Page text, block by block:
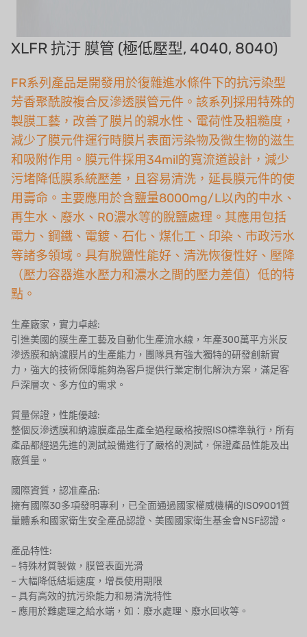
丹麥 DANFOSS
法國 SUNTEC
英國 PUROLITE
日本 NOP
日本 OLYMPIA
日本 KATSURA
義大利 BRAHMA
SAGINOMIYA
AZBIL (YAMATAKE)
OLTREMARE
TROCHOID
國產
EGO
KATO
LECIP
ATS
JACOBI
XLFR 抗汙 膜管 (極低壓型, 4040, 8040)
FR系列產品是開發用於復雜進水條件下的抗污染型
芳香聚酰胺複合反滲透膜管元件。該系列採用特殊的
製膜工藝，改善了膜片的親水性、電荷性及粗糙度，
減少了膜元件運行時膜片表面污染物及微生物的滋生
和吸附作用。膜元件採用34mil的寬流道設計，減少
污堵降低膜系統壓差，且容易清洗，延長膜元件的使
用壽命。主要應用於含鹽量8000mg/L以內的中水、
再生水、廢水、RO濃水等的脫鹽處理。其應用包括
電力、鋼鐵、電鍍、石化、煤化工、印染、市政污水
等諸多領域。具有脫鹽性能好、清洗恢復性好、壓降
（壓力容器進水壓力和濃水之間的壓力差值）低的特
點。
生產廠家，實力卓越:
引進美國的膜生產工藝及自動化生產流水線，年產300萬平方米反
滲透膜和納濾膜片的生產能力，團隊具有強大獨特的研發創新實
力，強大的技術保障能夠為客戶提供行業定制化解決方案，滿足客
戶深層次、多方位的需求。
質量保證，性能優越:
整個反滲透膜和納濾膜產品生產全過程嚴格按照ISO標準執行，所有
產品都經過先進的測試設備進行了嚴格的測試，保證產品性能及出
廠質量。
國際資質，認准產品:
擁有國際30多項發明專利，已全面通過國家權威機構的ISO9001質
量體系和國家衛生安全產品認證、美國國家衛生基金會NSF認證。
產品特性:
– 特殊材質製做，膜管表面光滑
– 大幅降低結垢速度，增長使用期限
– 具有高效的抗污染能力和易清洗特性
– 應用於難處理之給水端，如：廢水處理、廢水回收等。